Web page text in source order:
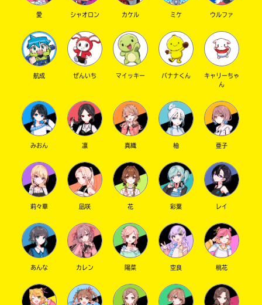
愛 シャオロン カケル ミケ ウルファ
航成 ぜんいち マイッキー バナナくん
キャリーちゃ
ん
みおん 凛 真織 柚 亜子
莉々華 凪咲 花 彩葉 レイ
あんな カレン 陽菜 空良 桃花